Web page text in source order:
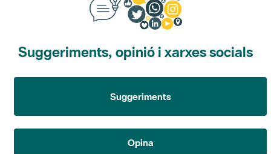
Suggeriments, opinió i xarxes socials
Suggeriments
Opina